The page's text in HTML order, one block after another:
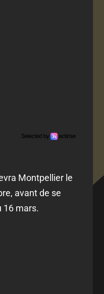
Montpellier le
avant de se
16 mars.